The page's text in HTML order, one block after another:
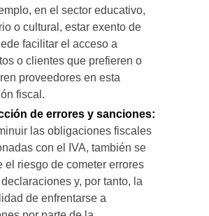
en el sector educativo,
o cultural, estar exento de
facilitar el acceso a
o clientes que prefieren o
proveedores en esta
fiscal.
de errores y sanciones:
las obligaciones fiscales
con el IVA, también se
el riesgo de cometer errores
y, por tanto, la
de enfrentarse a